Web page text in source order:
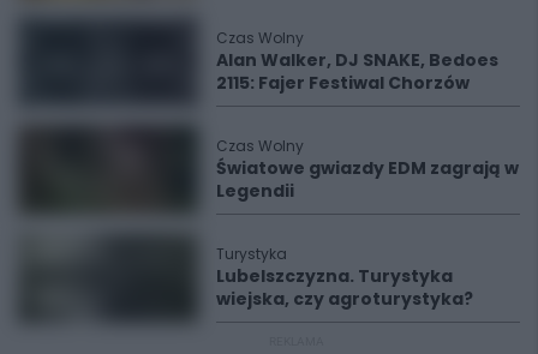
Czas Wolny
Alan Walker, DJ SNAKE, Bedoes
2115: Fajer Festiwal Chorzów
Czas Wolny
Światowe gwiazdy EDM zagrają w
Legendii
Turystyka
Lubelszczyzna. Turystyka
wiejska, czy agroturystyka?